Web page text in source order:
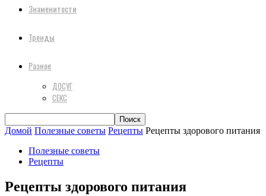
Знаменитости
Тренды
Разное
ДОСУГ
СЕКС
Домой Полезные советы Рецепты Рецепты здорового питания
Полезные советы
Рецепты
Рецепты здорового питания